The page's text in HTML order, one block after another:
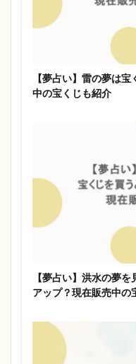
【夢占い】雷の夢は
中の宝くじも紹介
【夢占い】洪水の夢
アップ？現在販売中の